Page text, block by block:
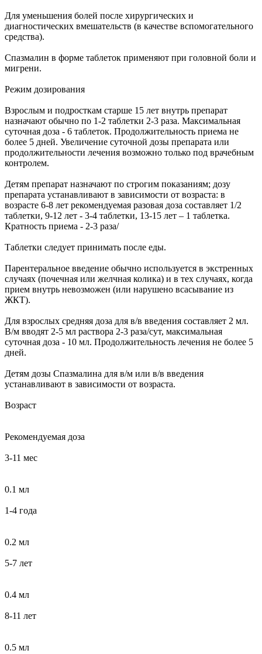
Для уменьшения болей после хирургических и
диагностических вмешательств (в качестве вспомогательного
средства).
Спазмалин в форме таблеток применяют при головной боли и
мигрени.
Режим дозирования
Взрослым и подросткам старше 15 лет внутрь препарат
назначают обычно по 1-2 таблетки 2-3 раза. Максимальная
суточная доза - 6 таблеток. Продолжительность приема не
более 5 дней. Увеличение суточной дозы препарата или
продолжительности лечения возможно только под врачебным
контролем.
Детям препарат назначают по строгим показаниям; дозу
препарата устанавливают в зависимости от возраста: в
возрасте 6-8 лет рекомендуемая разовая доза составляет 1/2
таблетки, 9-12 лет - 3-4 таблетки, 13-15 лет – 1 таблетка.
Кратность приема - 2-3 раза/
Таблетки следует принимать после еды.
Парентеральное введение обычно используется в экстренных
случаях (почечная или желчная колика) и в тех случаях, когда
прием внутрь невозможен (или нарушено всасывание из
ЖКТ).
Для взрослых средняя доза для в/в введения составляет 2 мл.
В/м вводят 2-5 мл раствора 2-3 раза/сут, максимальная
суточная доза - 10 мл. Продолжительность лечения не более 5
дней.
Детям дозы Спазмалина для в/м или в/в введения
устанавливают в зависимости от возраста.
Возраст
Рекомендуемая доза
3-11 мес
0.1 мл
1-4 года
0.2 мл
5-7 лет
0.4 мл
8-11 лет
0.5 мл